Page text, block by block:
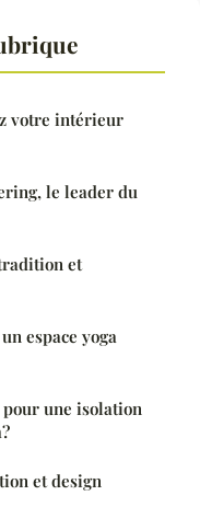
votre intérieur
le leader du
et
espace yoga
une isolation
et design